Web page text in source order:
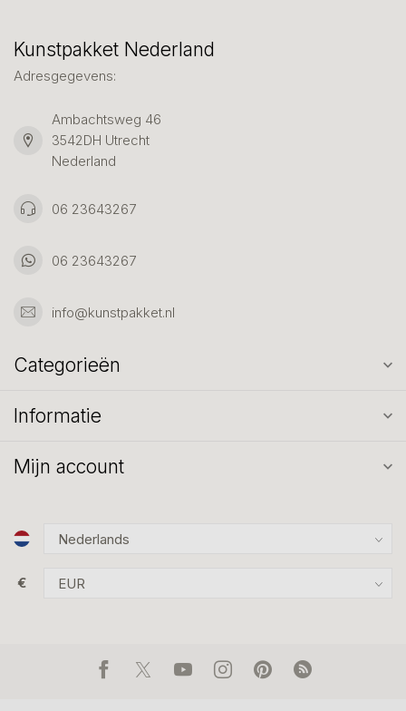
Kunstpakket Nederland
Adresgegevens:
Ambachtsweg 46
3542DH Utrecht
Nederland
06 23643267
06 23643267
info@kunstpakket.nl
Categorieën
Informatie
Mijn account
€